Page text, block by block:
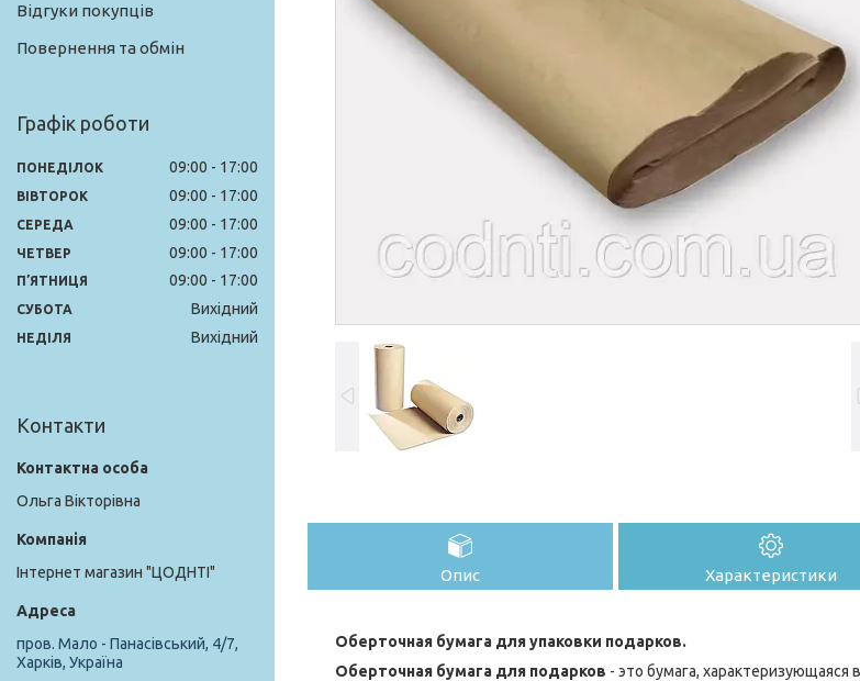
Опис Характеристики
Оберточная бумага для упаковки подарков.
Оберточная бумага для подарков - это бумага, характеризующаяся
Відгуки покупців
Повернення та обмін
Графік роботи
ПОНЕДІЛОК 09:00 17:00
ВІВТОРОК 09:00 17:00
СЕРЕДА 09:00 17:00
ЧЕТВЕР 09:00 17:00
ПʼЯТНИЦЯ 09:00 17:00
СУБОТА Вихідний
НЕДІЛЯ Вихідний
Контакти
Ольга Вікторівна
Інтернет магазин "ЦОДНТІ"
пров. Мало - Панасівський, 4/7,
Харків, Україна